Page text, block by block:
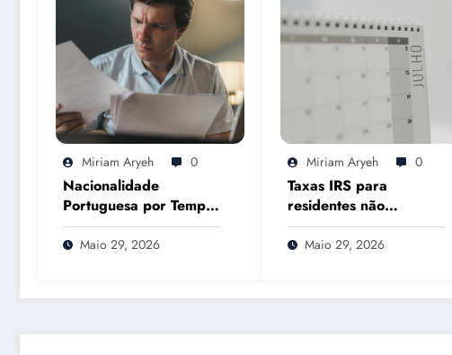
Miriam Aryeh 0
Nacionalidade
Portuguesa por Tempo
de Residência em
2026: O Que Muda
Maio 29, 2026
Miriam Aryeh 0
Taxas IRS para
residentes não
habituais em 2026: o
que muda e como o
Maio 29, 2026